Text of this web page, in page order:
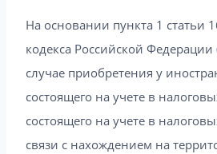
На основании пункта 1 статьи
кодекса Российской
случае приобретения у
состоящего на учете в
состоящего на учете в
связи с нахождением на